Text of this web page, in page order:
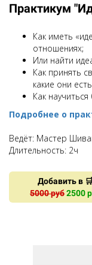
Практикум
Как иметь
отношениях;
Или найти
Как принять
какие они есть
Как
Подробнее о
Ведёт: Мастер
Длительность: 2ч
Добавить в
5000 руб2500
Ссылка на это